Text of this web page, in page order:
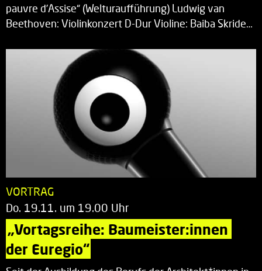
pauvre d’Assise“ (Welturaufführung) Ludwig van
Beethoven: Violinkonzert D-Dur Violine: Baiba Skride…
VORTRAG
Do. 19.11. um 19.00 Uhr
„Vortagsreihe: Baumeister:innen
der Euregio“